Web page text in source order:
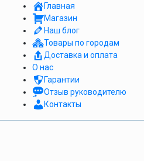
Главная
Магазин
Наш блог
Товары по городам
Доставка и оплата
О нас
Гарантии
Отзыв руководителю
Контакты